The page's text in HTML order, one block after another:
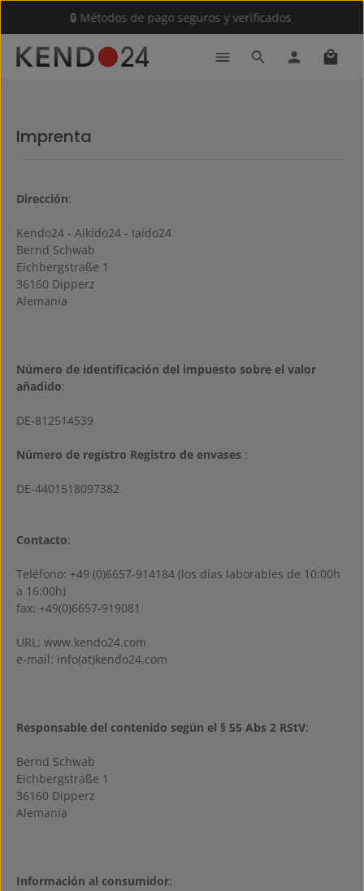
Saltar al contenido principal
🔒 Métodos de pago seguros y verificados
El
Imprenta
Dirección:
Kendo24 - Aikido24 - Iaido24
Bernd Schwab
Eichbergstraße 1
36160 Dipperz
Alemania
Número de identificación del impuesto sobre el valor
añadido:
DE-812514539
Número de registro Registro de envases :
DE-4401518097382
Contacto:
Teléfono: +49 (0)6657-914184 (los días laborables de 10:00h
a 16:00h)
fax: +49(0)6657-919081
URL: www.kendo24.com
e-mail: info(at)kendo24.com
Responsable del contenido según el § 55 Abs 2 RStV:
Bernd Schwab
Eichbergstraße 1
36160 Dipperz
Alemania
Información al consumidor: